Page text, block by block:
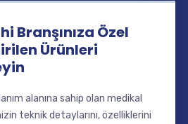
Branşınıza Özel
Ürünleri
alanına sahip olan medikal
teknik detaylarını, özelliklerini